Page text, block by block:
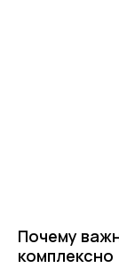
Почему
комплексно